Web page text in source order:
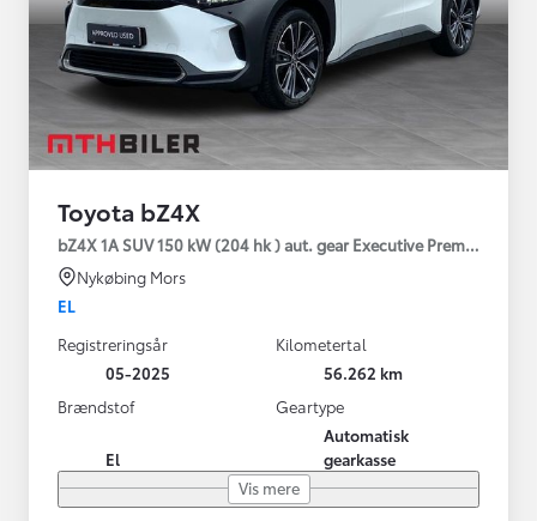
Toyota bZ4X
bZ4X 1A SUV 150 kW (204 hk ) aut. gear Executive Premium
Nykøbing Mors
EL
Registreringsår
05-2025
Kilometertal
56.262 km
Brændstof
El
Geartype
Automatisk
gearkasse
Vis mere